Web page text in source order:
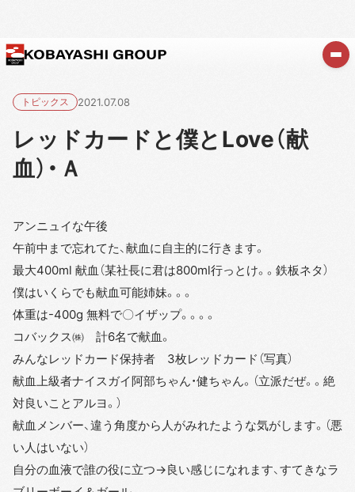
トピックス 2021.07.08
レッドカードと僕とLove（献
血）・Ａ
アンニュイな午後
午前中まで忘れてた、献血に自主的に行きます。
最大400ml 献血（某社長に君は800ml行っとけ。。鉄板ネタ）
僕はいくらでも献血可能姉妹。。。
体重は-400g 無料で〇イザップ。。。。
コバックス㈱ 計6名で献血。
みんなレッドカード保持者 3枚レッドカード（写真）
献血上級者ナイスガイ阿部ちゃん・健ちゃん。（立派だぜ。。絶
対良いことアルヨ。）
献血メンバー、違う角度から人がみれたような気がします。（悪
い人はいない）
自分の血液で誰の役に立つ→良い感じになれます、すてきなラ